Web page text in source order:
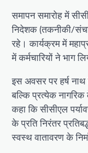
समापन समारोह में
निदेशक (तकनीकी/
रहे। कार्यक्रम में
में कर्मचारियों ने भाग
इस अवसर पर हर्ष
बल्कि प्रत्येक नागरिक
कहा कि सीसीएल
के प्रति निरंतर
स्वस्थ वातावरण के